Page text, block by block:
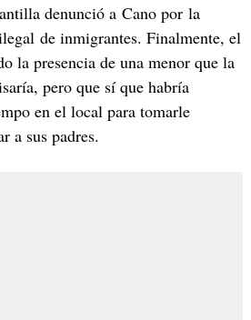
denunció a Cano por la
de inmigrantes. Finalmente, el
la presencia de una menor que la
pero que sí que habría
en el local para tomarle
a sus padres.